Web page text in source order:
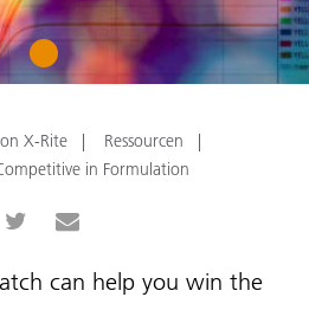
1
X-Rite
Ressourcen
in Formulation
can help you win the